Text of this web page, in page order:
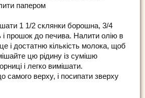
папером
1 1/2 склянки борошна, 3/4
і прошок до печива. Налити олію в
і достатню кількість молока, щоб
цю рідину із сумішю
і легко вимішати.
самого верху, і посипати зверху